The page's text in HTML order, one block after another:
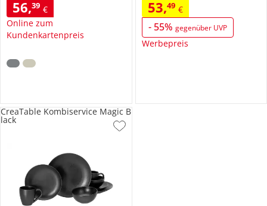
56,39 €
Online zum
Kundenkartenpreis
53,49 €
- 55% gegenüber UVP
Werbepreis
CreaTable Kombiservice Magic B
lack